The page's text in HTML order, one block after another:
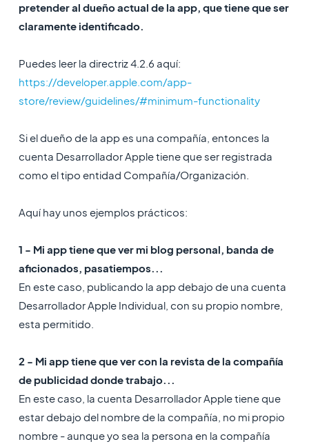
pretender al dueño actual de la app, que tiene que ser
claramente identificado.
Puedes leer la directriz 4.2.6 aquí:
https://developer.apple.com/app-
store/review/guidelines/#minimum-functionality
Si el dueño de la app es una compañía, entonces la
cuenta Desarrollador Apple tiene que ser registrada
como el tipo entidad Compañía/Organización.
Aquí hay unos ejemplos prácticos:
1 - Mi app tiene que ver mi blog personal, banda de
aficionados, pasatiempos...
En este caso, publicando la app debajo de una cuenta
Desarrollador Apple Individual, con su propio nombre,
esta permitido.
2 - Mi app tiene que ver con la revista de la compañía
de publicidad donde trabajo...
En este caso, la cuenta Desarrollador Apple tiene que
estar debajo del nombre de la compañía, no mi propio
nombre - aunque yo sea la persona en la compañía